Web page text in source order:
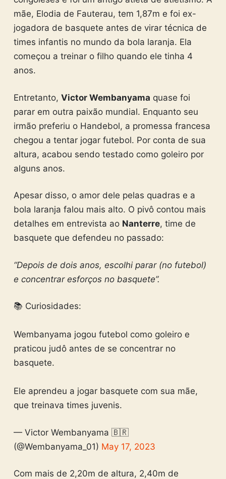
mãe, Elodia de Fauterau, tem 1,87m e foi ex-
jogadora de basquete antes de virar técnica de
times infantis no mundo da bola laranja. Ela
começou a treinar o filho quando ele tinha 4
anos.
Entretanto, Victor Wembanyama quase foi
parar em outra paixão mundial. Enquanto seu
irmão preferiu o Handebol, a promessa francesa
chegou a tentar jogar futebol. Por conta de sua
altura, acabou sendo testado como goleiro por
alguns anos.
Apesar disso, o amor dele pelas quadras e a
bola laranja falou mais alto. O pivô contou mais
detalhes em entrevista ao Nanterre, time de
basquete que defendeu no passado:
“Depois de dois anos, escolhi parar (no futebol)
e concentrar esforços no basquete”.
📚 Curiosidades:
Wembanyama jogou futebol como goleiro e
praticou judô antes de se concentrar no
basquete.
Ele aprendeu a jogar basquete com sua mãe,
que treinava times juvenis.
— Victor Wembanyama 🇧🇷
(@Wembanyama_01) May 17, 2023
Com mais de 2,20m de altura, 2,40m de